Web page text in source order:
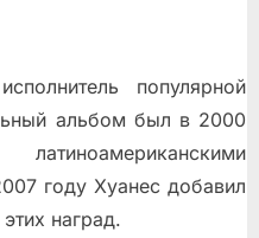
популярной
альбом был в 2000
году Хуанес добавил
наград.